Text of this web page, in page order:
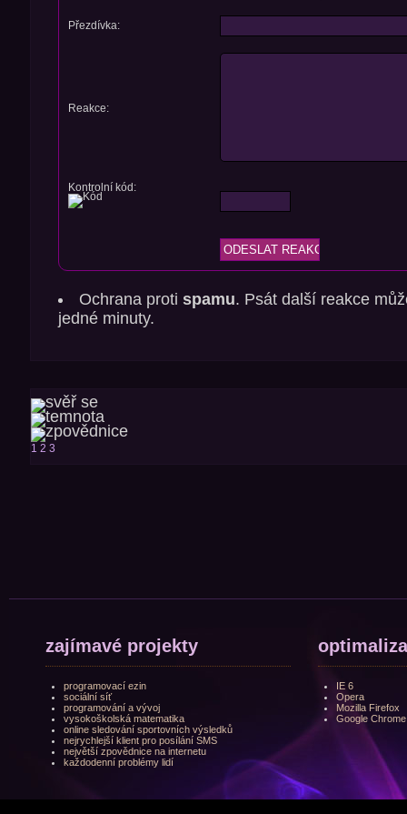
Přezdívka:
Reakce:
Kontrolní kód:
Ochrana protispamu. Psát další reakce
jedné minuty.
1 2 3
zajímavé projekty
programovací ezin
sociální síť
programování a vývoj
vysokoškolská matematika
online sledování sportovních výsledků
nejrychlejší klient pro posílání SMS
největší zpovědnice na internetu
každodenní problémy lidí
IE 6
Opera
Mozilla Firefox
Google Chrome